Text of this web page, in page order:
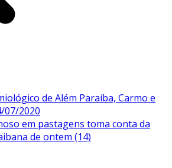
de Além Paraíba, Carmo e
07/2020
em pastagens toma conta da
de ontem (14)